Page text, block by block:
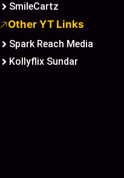
SmileCartz
Other YT Links
Spark Reach Media
Kollyflix Sundar